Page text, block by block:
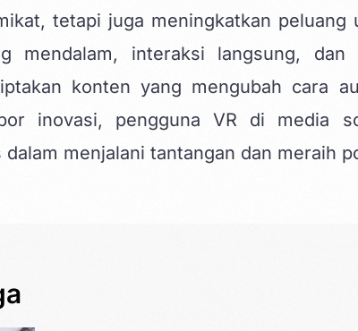
tetapi juga meningkatkan peluang
mendalam, interaksi langsung, dan
konten yang mengubah cara
inovasi, pengguna VR di media
menjalani tantangan dan meraih